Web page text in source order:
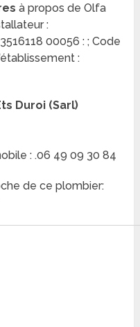
à propos de Olfa
:
00056 : ; Code
:
Duroi (Sarl)
: .06 49 09 30 84
de ce plombier: